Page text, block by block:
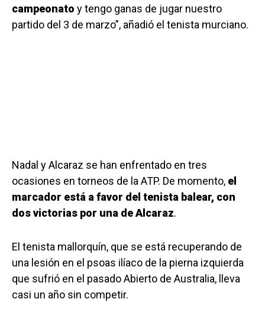
campeonato y tengo ganas de jugar nuestro
partido del 3 de marzo”, añadió el tenista murciano.
Nadal y Alcaraz se han enfrentado en tres
ocasiones en torneos de la ATP. De momento, el
marcador está a favor del tenista balear, con
dos victorias por una de Alcaraz.
El tenista mallorquín, que se está recuperando de
una lesión en el psoas ilíaco de la pierna izquierda
que sufrió en el pasado Abierto de Australia, lleva
casi un año sin competir.